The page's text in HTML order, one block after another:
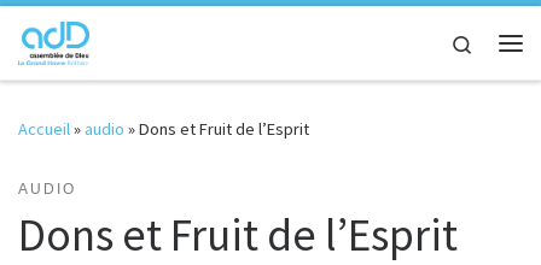
Passer au contenu
Search
Accueil» audio »Dons et Fruit de l’Esprit
AUDIO
Dons et Fruit de l’Esprit